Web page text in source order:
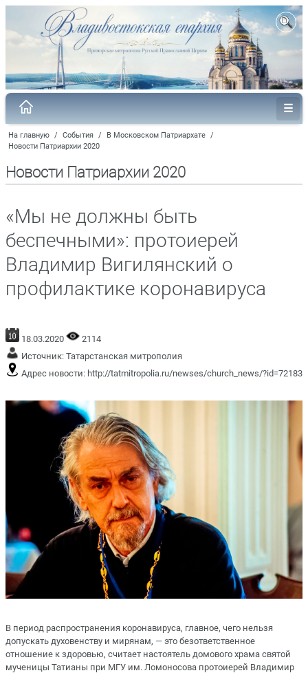
На главную / События / В Московском Патриархате /
Новости Патриархии 2020
Новости Патриархии 2020
«Мы не должны быть
беспечными»: протоиерей
Владимир Вигилянский о
профилактике коронавируса
18.03.2020
2114
Источник: Татарстанская митрополия
Адрес новости: http://tatmitropolia.ru/newses/church_news/?id=72183
В период распространения коронавируса, главное, чего нельзя
допускать духовенству и мирянам, — это безответственное
отношение к здоровью, считает настоятель домового храма святой
мученицы Татианы при МГУ им. Ломоносова протоиерей Владимир